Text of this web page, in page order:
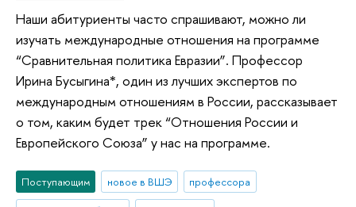
Наши абитуриенты часто спрашивают, можно ли
изучать международные отношения на программе
“Сравнительная политика Евразии”. Профессор
Ирина Бусыгина*, один из лучших экспертов по
международным отношениям в России, рассказывает
о том, каким будет трек “Отношения России и
Европейского Союза” у нас на программе.
Поступающим новое в ВШЭ
профессора